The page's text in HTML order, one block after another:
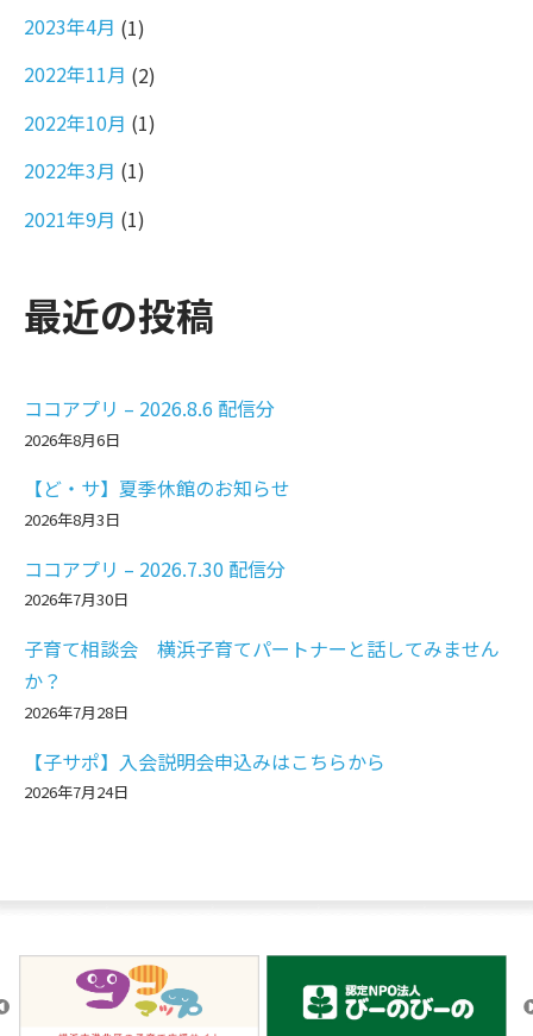
2023年4月 (1)
2022年11月 (2)
2022年10月 (1)
2022年3月 (1)
2021年9月 (1)
最近の投稿
ココアプリ – 2026.8.6 配信分
2026年8月6日
【ど・サ】夏季休館のお知らせ
2026年8月3日
ココアプリ – 2026.7.30 配信分
2026年7月30日
子育て相談会 横浜子育てパートナーと話してみません
か？
2026年7月28日
【子サポ】入会説明会申込みはこちらから
2026年7月24日